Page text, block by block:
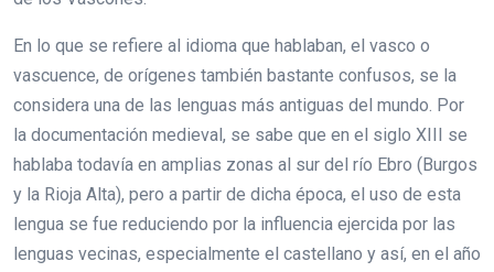
En lo que se refiere al idioma que hablaban, el vasco o
vascuence, de orígenes también bastante confusos, se la
considera una de las lenguas más antiguas del mundo. Por
la documentación medieval, se sabe que en el siglo XIII se
hablaba todavía en amplias zonas al sur del río Ebro (Burgos
y la Rioja Alta), pero a partir de dicha época, el uso de esta
lengua se fue reduciendo por la influencia ejercida por las
lenguas vecinas, especialmente el castellano y así, en el año